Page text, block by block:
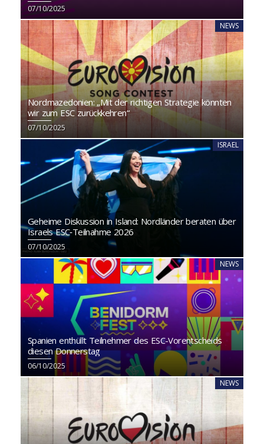
07/10/2025
NEWS
Nordmazedonien: „Mit der richtigen Strategie könnten
wir zum ESC zurückkehren“
07/10/2025
ISRAEL
Geheime Diskussion in Island: Nordländer beraten über
Israels ESC‑Teilnahme 2026
07/10/2025
NEWS
Spanien enthüllt Teilnehmer des ESC-Vorentscheids
diesen Donnerstag
06/10/2025
NEWS